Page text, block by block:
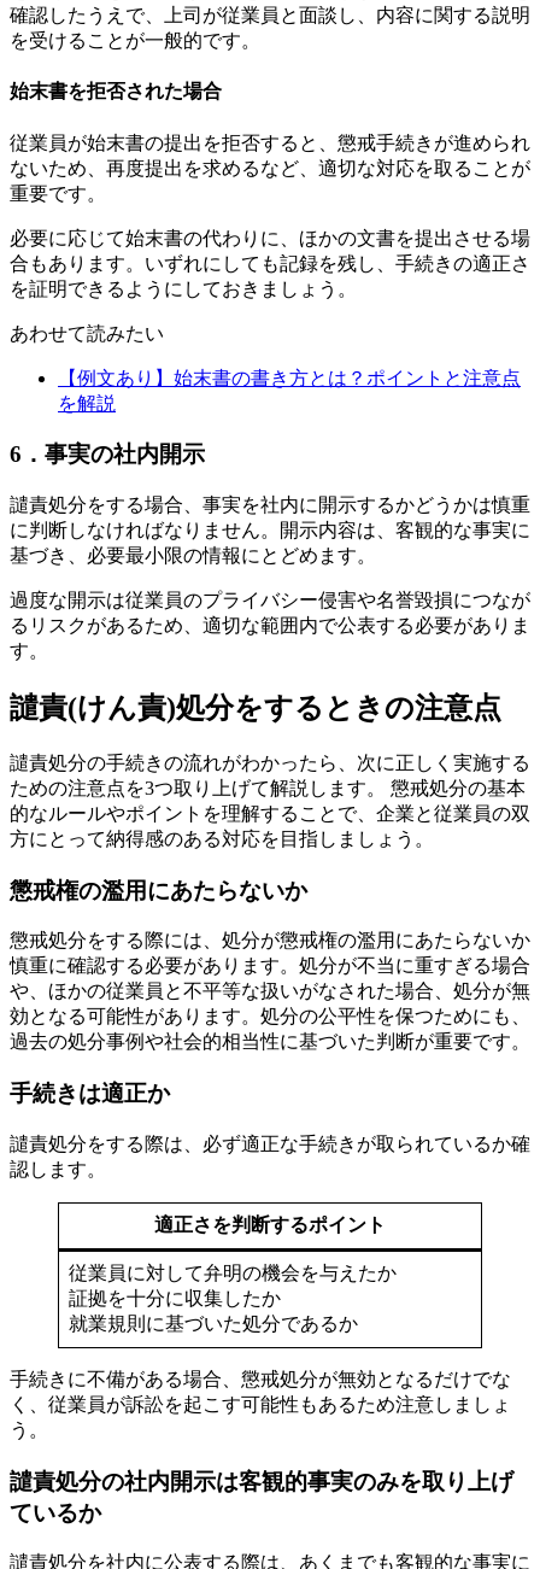
確認したうえで、上司が従業員と面談し、内容に関する説明
を受けることが一般的です。
始末書を拒否された場合
従業員が始末書の提出を拒否すると、懲戒手続きが進められ
ないため、再度提出を求めるなど、適切な対応を取ることが
重要です。
必要に応じて始末書の代わりに、ほかの文書を提出させる場
合もあります。いずれにしても記録を残し、手続きの適正さ
を証明できるようにしておきましょう。
あわせて読みたい
【例文あり】始末書の書き方とは？ポイントと注意点
を解説
6．事実の社内開示
譴責処分をする場合、事実を社内に開示するかどうかは慎重
に判断しなければなりません。開示内容は、客観的な事実に
基づき、必要最小限の情報にとどめます。
過度な開示は従業員のプライバシー侵害や名誉毀損につなが
るリスクがあるため、適切な範囲内で公表する必要がありま
す。
譴責(けん責)処分をするときの注意点
譴責処分の手続きの流れがわかったら、次に正しく実施する
ための注意点を3つ取り上げて解説します。 懲戒処分の基本
的なルールやポイントを理解することで、企業と従業員の双
方にとって納得感のある対応を目指しましょう。
懲戒権の濫用にあたらないか
懲戒処分をする際には、処分が懲戒権の濫用にあたらないか
慎重に確認する必要があります。処分が不当に重すぎる場合
や、ほかの従業員と不平等な扱いがなされた場合、処分が無
効となる可能性があります。処分の公平性を保つためにも、
過去の処分事例や社会的相当性に基づいた判断が重要です。
手続きは適正か
譴責処分をする際は、必ず適正な手続きが取られているか確
認します。
適正さを判断するポイント
従業員に対して弁明の機会を与えたか
証拠を十分に収集したか
就業規則に基づいた処分であるか
手続きに不備がある場合、懲戒処分が無効となるだけでな
く、従業員が訴訟を起こす可能性もあるため注意しましょ
う。
譴責処分の社内開示は客観的事実のみを取り上げ
ているか
譴責処分を社内に公表する際は、あくまでも客観的な事実に